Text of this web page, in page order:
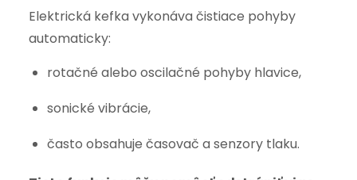
Elektrická kefka vykonáva čistiace pohyby
automaticky:
rotačné alebo oscilačné pohyby hlavice,
sonické vibrácie,
často obsahuje časovač a senzory tlaku.